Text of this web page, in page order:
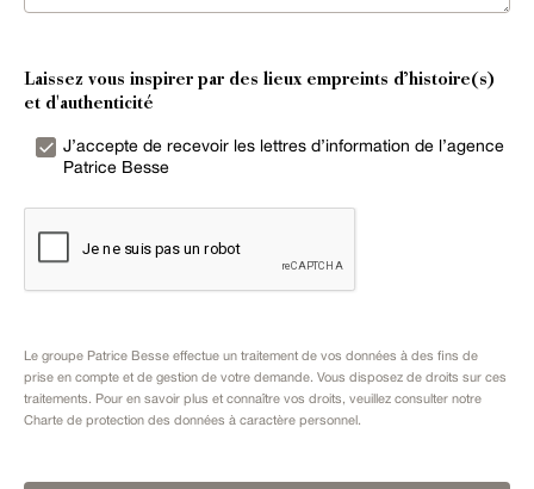
Laissez vous inspirer par des lieux empreints d’histoire(s)
et d'authenticité
J’accepte de recevoir les lettres d’information de l’agence
Patrice Besse
Le groupe Patrice Besse effectue un traitement de vos données à des fins de
prise en compte et de gestion de votre demande. Vous disposez de droits sur ces
traitements. Pour en savoir plus et connaître vos droits, veuillez consulter notre
Charte de protection des données à caractère personnel .